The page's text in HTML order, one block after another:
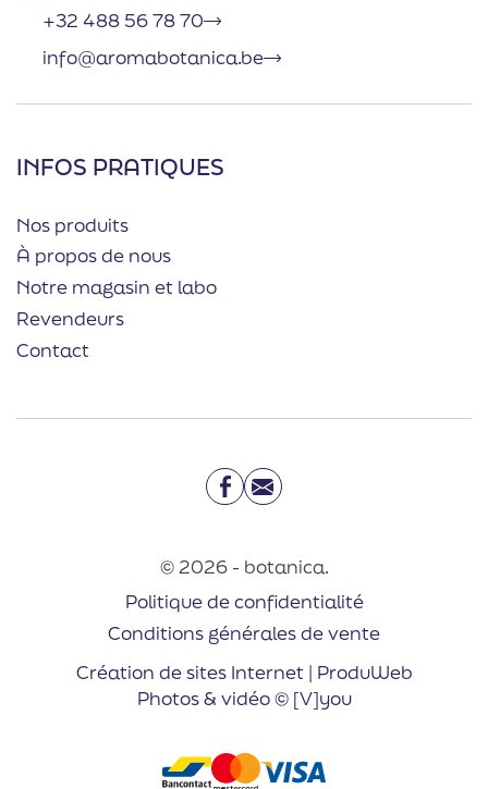
+32 488 56 78 70
info@aromabotanica.be
INFOS PRATIQUES
Nos produits
À propos de nous
Notre magasin et labo
Revendeurs
Contact
Facebook
Email
© 2026 - botanica.
Politique de confidentialité
Conditions générales de vente
Création de sites Internet | ProduWeb
Photos & vidéo © [V]you